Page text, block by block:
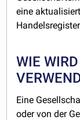
eine
WIE
Eine
oder von der